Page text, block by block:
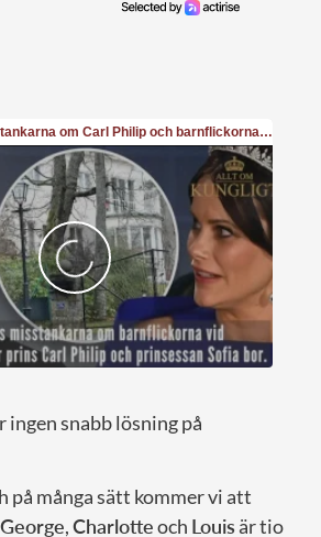
ingen snabb lösning på
på många sätt kommer vi att
George,Charlotteoch Louis är tio